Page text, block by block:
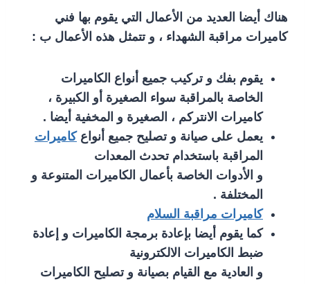
هناك أيضا العديد من الأعمال التي يقوم بها فني
كاميرات مراقبة الشهداء ، و تتمثل هذه الأعمال ب :
يقوم بفك و تركيب جميع أنواع الكاميرات
الخاصة بالمراقبة سواء الصغيرة أو الكبيرة ،
كاميرات الانتركم ، الصغيرة و المخفية أيضا .
يعمل على صيانة و تصليح جميع أنواعكاميرات
المراقبة باستخدام تحدث المعدات
و الأدوات الخاصة بأعمال الكاميرات المتنوعة و
المختلفة .
كاميرات مراقبة السلام
كما يقوم أيضا بإعادة برمجة الكاميرات و إعادة
ضبط الكاميرات الالكترونية
و العادية مع القيام بصيانة و تصليح الكاميرات